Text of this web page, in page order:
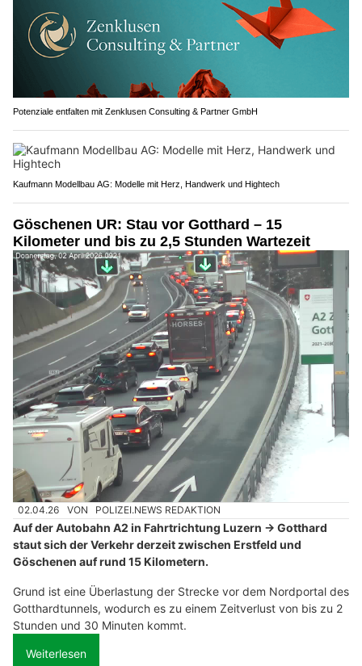
Potenziale entfalten mit Zenklusen Consulting & Partner GmbH
Kaufmann Modellbau AG: Modelle mit Herz, Handwerk und Hightech
Göschenen UR: Stau vor Gotthard – 15
Kilometer und bis zu 2,5 Stunden Wartezeit
02.04.26 VON POLIZEI.NEWS REDAKTION
Auf der Autobahn A2 in Fahrtrichtung Luzern → Gotthard
staut sich der Verkehr derzeit zwischen Erstfeld und
Göschenen auf rund 15 Kilometern.
Grund ist eine Überlastung der Strecke vor dem Nordportal des
Gotthardtunnels, wodurch es zu einem Zeitverlust von bis zu 2
Stunden und 30 Minuten kommt.
Weiterlesen